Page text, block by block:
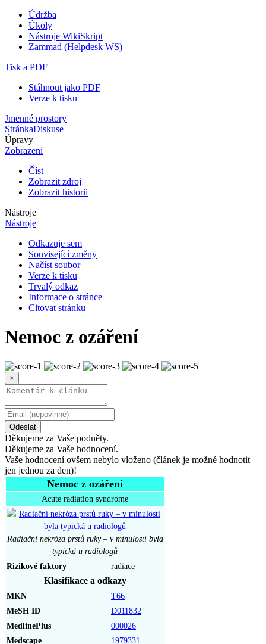
Údržba
Úkoly
Nástroje WikiSkript
Zammad (Helpdesk WS)
Tisk a PDF
Stáhnout jako PDF
Verze k tisku
Jmenné prostory
StránkaDiskuse
Úpravy
Zobrazení
Číst
Zobrazit zdroj
Zobrazit historii
Nástroje
Nástroje
Odkazuje sem
Související změny
Načíst soubor
Verze k tisku
Trvalý odkaz
Informace o stránce
Citovat stránku
Nemoc z ozáření
×
Odeslat
Děkujeme za Vaše podněty.
Děkujeme za Vaše hodnocení.
Vaše hodnocení ovšem nebylo vloženo (článek je možné hodnotit
jen jednou za den)!
Nemoc z ozáření
Acute radiation syndrome
Radiační nekróza prstů ruky – v minulosti byla
typická u radiologů
Rizikové faktory
radiace
Klasifikace a odkazy
MKN
T66
MeSH ID
D011832
MedlinePlus
000026
Medscape
1979331